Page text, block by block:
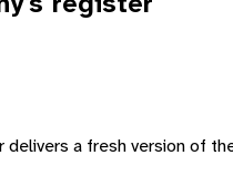
delivers a fresh version of